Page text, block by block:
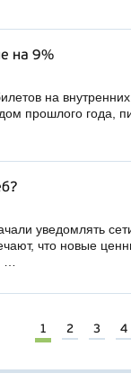
на 9%
на
прошлого года,
уведомлять
что новые
1 2 3 4